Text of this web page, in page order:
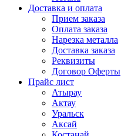
Доставка и оплата
Прием заказа
Оплата заказа
Нарезка металла
Доставка заказа
Реквизиты
Договор Оферты
Прайс лист
Атырау
Актау
Уральск
Аксай